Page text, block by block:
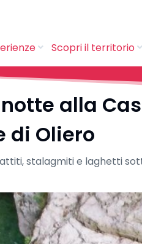
Scopri il territorio
alla
di Oliero
stalagmiti e laghetti